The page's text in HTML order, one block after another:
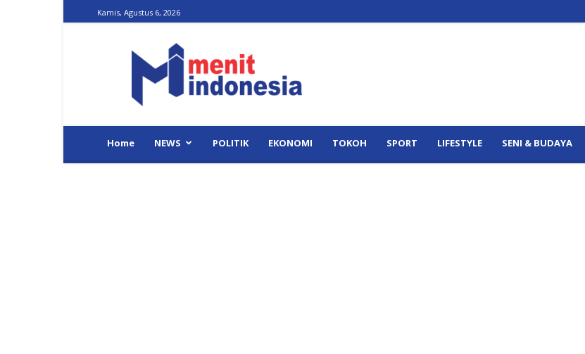
Kamis, Agustus 6, 2026
Indonesia
Home NEWS POLITIK EKONOMI TOKOH SPORT LIFESTYLE SENI & BUDAYA